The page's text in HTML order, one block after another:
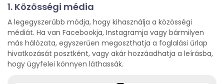
1. Közösségi média
A legegyszerűbb módja, hogy kihasználja a közösségi
médiát. Ha van Facebookja, Instagramja vagy bármilyen
más hálózata, egyszerűen megoszthatja a foglalási űrlap
hivatkozását posztként, vagy akár hozzáadhatja a leírásba,
hogy ügyfelei könnyen láthassák.